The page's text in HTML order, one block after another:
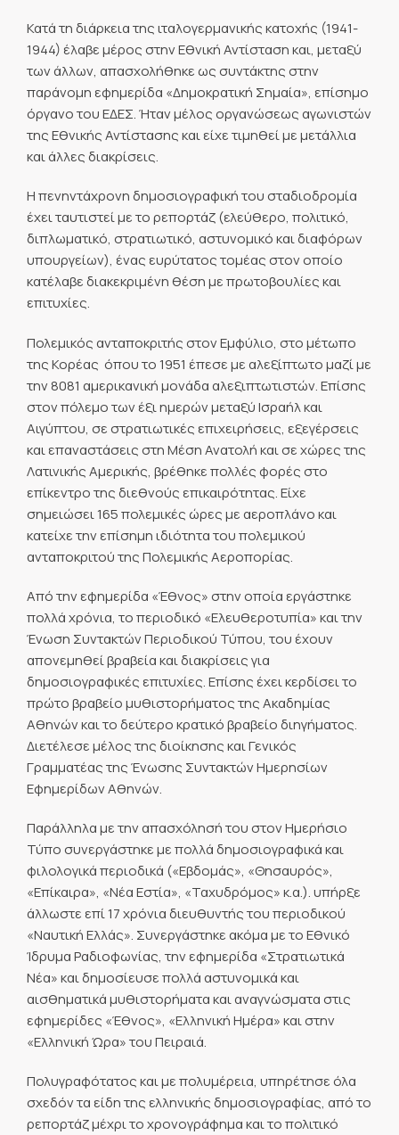
Κατά τη διάρκεια της ιταλογερμανικής κατοχής (1941-
1944) έλαβε μέρος στην Εθνική Αντίσταση και, μεταξύ
των άλλων, απασχολήθηκε ως συντάκτης στην
παράνομη εφημερίδα «Δημοκρατική Σημαία», επίσημο
όργανο του ΕΔΕΣ. Ήταν μέλος οργανώσεως αγωνιστών
της Εθνικής Αντίστασης και είχε τιμηθεί με μετάλλια
και άλλες διακρίσεις.
Η πενηντάχρονη δημοσιογραφική του σταδιοδρομία
έχει ταυτιστεί με το ρεπορτάζ (ελεύθερο, πολιτικό,
διπλωματικό, στρατιωτικό, αστυνομικό και διαφόρων
υπουργείων), ένας ευρύτατος τομέας στον οποίο
κατέλαβε διακεκριμένη θέση με πρωτοβουλίες και
επιτυχίες.
Πολεμικός ανταποκριτής στον Εμφύλιο, στο μέτωπο
της Κορέας  όπου το 1951 έπεσε με αλεξίπτωτο μαζί με
την 8081 αμερικανική μονάδα αλεξιπτωτιστών. Επίσης
στον πόλεμο των έξι ημερών μεταξύ Ισραήλ και
Αιγύπτου, σε στρατιωτικές επιχειρήσεις, εξεγέρσεις
και επαναστάσεις στη Μέση Ανατολή και σε χώρες της
Λατινικής Αμερικής, βρέθηκε πολλές φορές στο
επίκεντρο της διεθνούς επικαιρότητας. Είχε
σημειώσει 165 πολεμικές ώρες με αεροπλάνο και
κατείχε την επίσημη ιδιότητα του πολεμικού
ανταποκριτού της Πολεμικής Αεροπορίας.
Από την εφημερίδα «Έθνος» στην οποία εργάστηκε
πολλά χρόνια, το περιοδικό «Ελευθεροτυπία» και την
Ένωση Συντακτών Περιοδικού Τύπου, του έχουν
απονεμηθεί βραβεία και διακρίσεις για
δημοσιογραφικές επιτυχίες. Επίσης έχει κερδίσει το
πρώτο βραβείο μυθιστορήματος της Ακαδημίας
Αθηνών και το δεύτερο κρατικό βραβείο διηγήματος.
Διετέλεσε μέλος της διοίκησης και Γενικός
Γραμματέας της Ένωσης Συντακτών Ημερησίων
Εφημερίδων Αθηνών.
Παράλληλα με την απασχόλησή του στον Ημερήσιο
Τύπο συνεργάστηκε με πολλά δημοσιογραφικά και
φιλολογικά περιοδικά («Εβδομάς», «Θησαυρός»,
«Επίκαιρα», «Νέα Εστία», «Ταχυδρόμος» κ.α.). υπήρξε
άλλωστε επί 17 χρόνια διευθυντής του περιοδικού
«Ναυτική Ελλάς». Συνεργάστηκε ακόμα με το Εθνικό
Ίδρυμα Ραδιοφωνίας, την εφημερίδα «Στρατιωτικά
Νέα» και δημοσίευσε πολλά αστυνομικά και
αισθηματικά μυθιστορήματα και αναγνώσματα στις
εφημερίδες «Έθνος», «Ελληνική Ημέρα» και στην
«Ελληνική Ώρα» του Πειραιά.
Πολυγραφότατος και με πολυμέρεια, υπηρέτησε όλα
σχεδόν τα είδη της ελληνικής δημοσιογραφίας, από το
ρεπορτάζ μέχρι το χρονογράφημα και το πολιτικό